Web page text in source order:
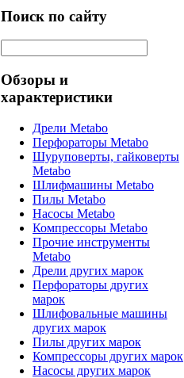
Поиск по сайту
Обзоры и
характеристики
Дрели Metabo
Перфораторы Metabo
Шуруповерты, гайковерты
Metabo
Шлифмашины Metabo
Пилы Metabo
Насосы Metabo
Компрессоры Metabo
Прочие инструменты
Metabo
Дрели других марок
Перфораторы других
марок
Шлифовальные машины
других марок
Пилы других марок
Компрессоры других марок
Насосы других марок